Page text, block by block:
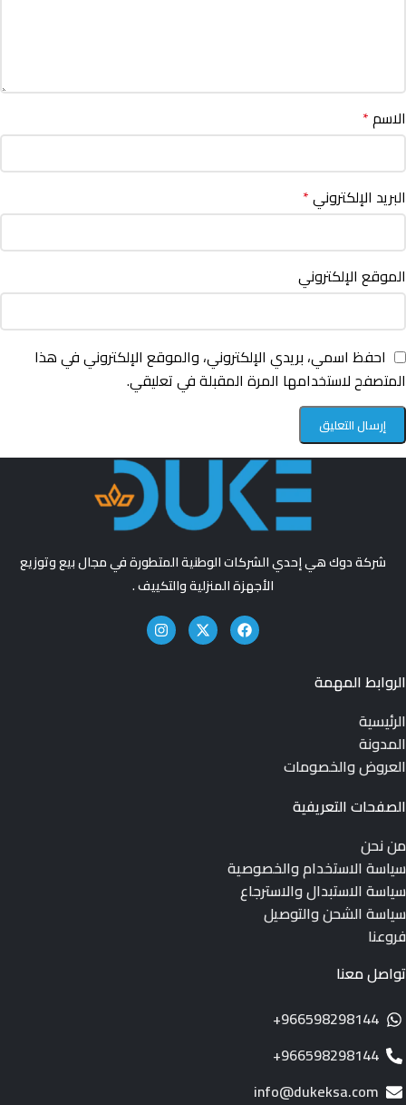
الاسم*
البريد الإلكتروني*
الموقع الإلكتروني
احفظ اسمي، بريدي الإلكتروني، والموقع الإلكتروني في هذا
المتصفح لاستخدامها المرة المقبلة في تعليقي.
شركة دوك هي إحدي الشركات الوطنية المتطورة في مجال بيع وتوزيع
الأجهزة المنزلية والتكييف .
الروابط المهمة
الرئيسية
المدونة
العروض والخصومات
الصفحات التعريفية
من نحن
سياسة الاستخدام والخصوصية
سياسة الاستبدال والاسترجاع
سياسة الشحن والتوصيل
فروعنا
تواصل معنا
966598298144+
966598298144+
info@dukeksa.com